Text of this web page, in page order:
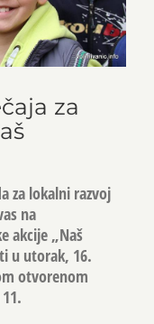
za
za lokalni razvoj
na
akcije „Naš
u utorak, 16.
otvorenom